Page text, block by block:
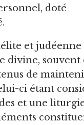
doté
et
divine,
de
ci étant
et une